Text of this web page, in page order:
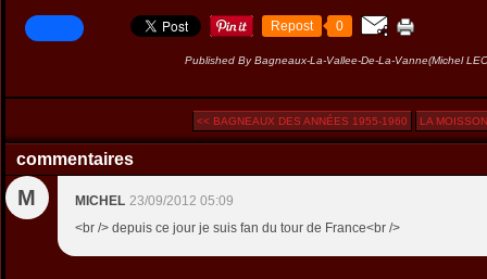
Repost 0
Published By Bagneaux-La-Vallee-De-La-Vanne(Michel
<< BAGNEAUX DES ANNÉES 1955-1960 LA
commentaires
M MICHEL 23/09/2012 05:09
<br /> depuis ce jour je suis fan du tour de France<br />